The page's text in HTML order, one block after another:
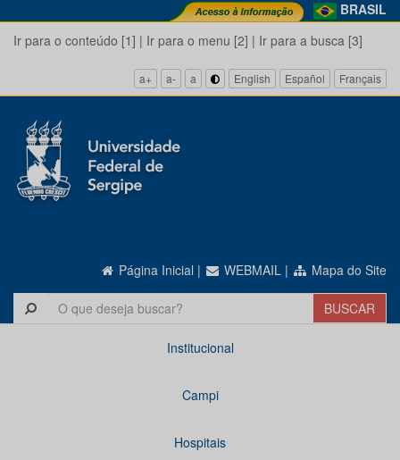
BRASIL
Ir para o conteúdo [1] | Ir para o menu [2] | Ir para a busca [3]
a+ a- a English Español Français
Página Inicial | WEBMAIL | Mapa do Site
Institucional
Campi
Hospitais